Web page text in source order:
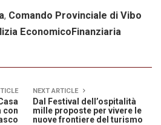
, Comando Provinciale di Vibo
EconomicoFinanziaria
con
NEXT ARTICLE
Dal Festival dell’ospitalità
mille proposte per vivere le
nuove frontiere del turismo